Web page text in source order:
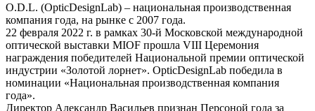
O.D.L. (OpticDesignLab) – национальная производственная
компания года, на рынке с 2007 года.
22 февраля 2022 г. в рамках 30-й Московской международной
оптической выставки MIOF прошла VIII Церемония
награждения победителей Национальной премии оптической
индустрии «Золотой лорнет». OpticDesignLab победила в
номинации «Национальная производственная компания
года».
Директор Александр Васильев признан Персоной года за